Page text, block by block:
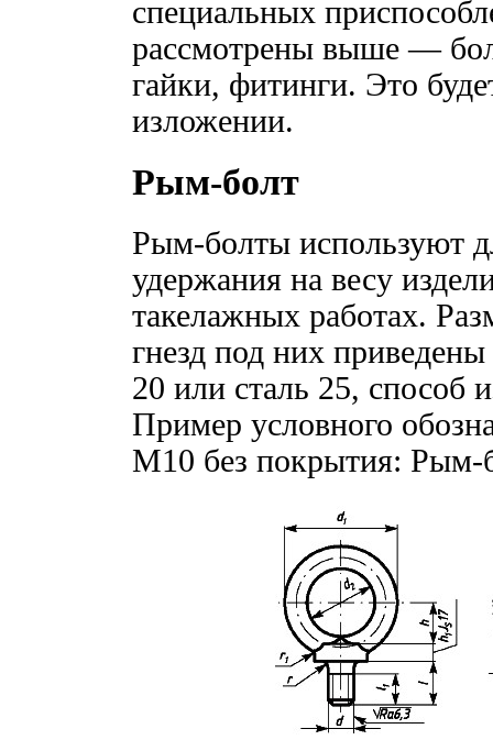
специальных
рассмотрены выше —
гайки, фитинги. Это
изложении.
Рым-болт
Рым-болты используют
удержания на весу
такелажных работах.
гнезд под них
20 или сталь 25, способ
Пример условного
М10 без покрытия: